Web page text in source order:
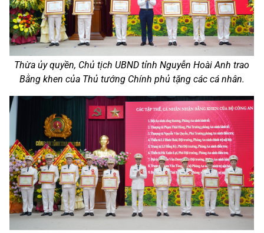
Thừa ủy quyền, Chủ tịch UBND tỉnh Nguyễn Hoài Anh trao
Bằng khen của Thủ tướng Chính phủ tặng các cá nhân.